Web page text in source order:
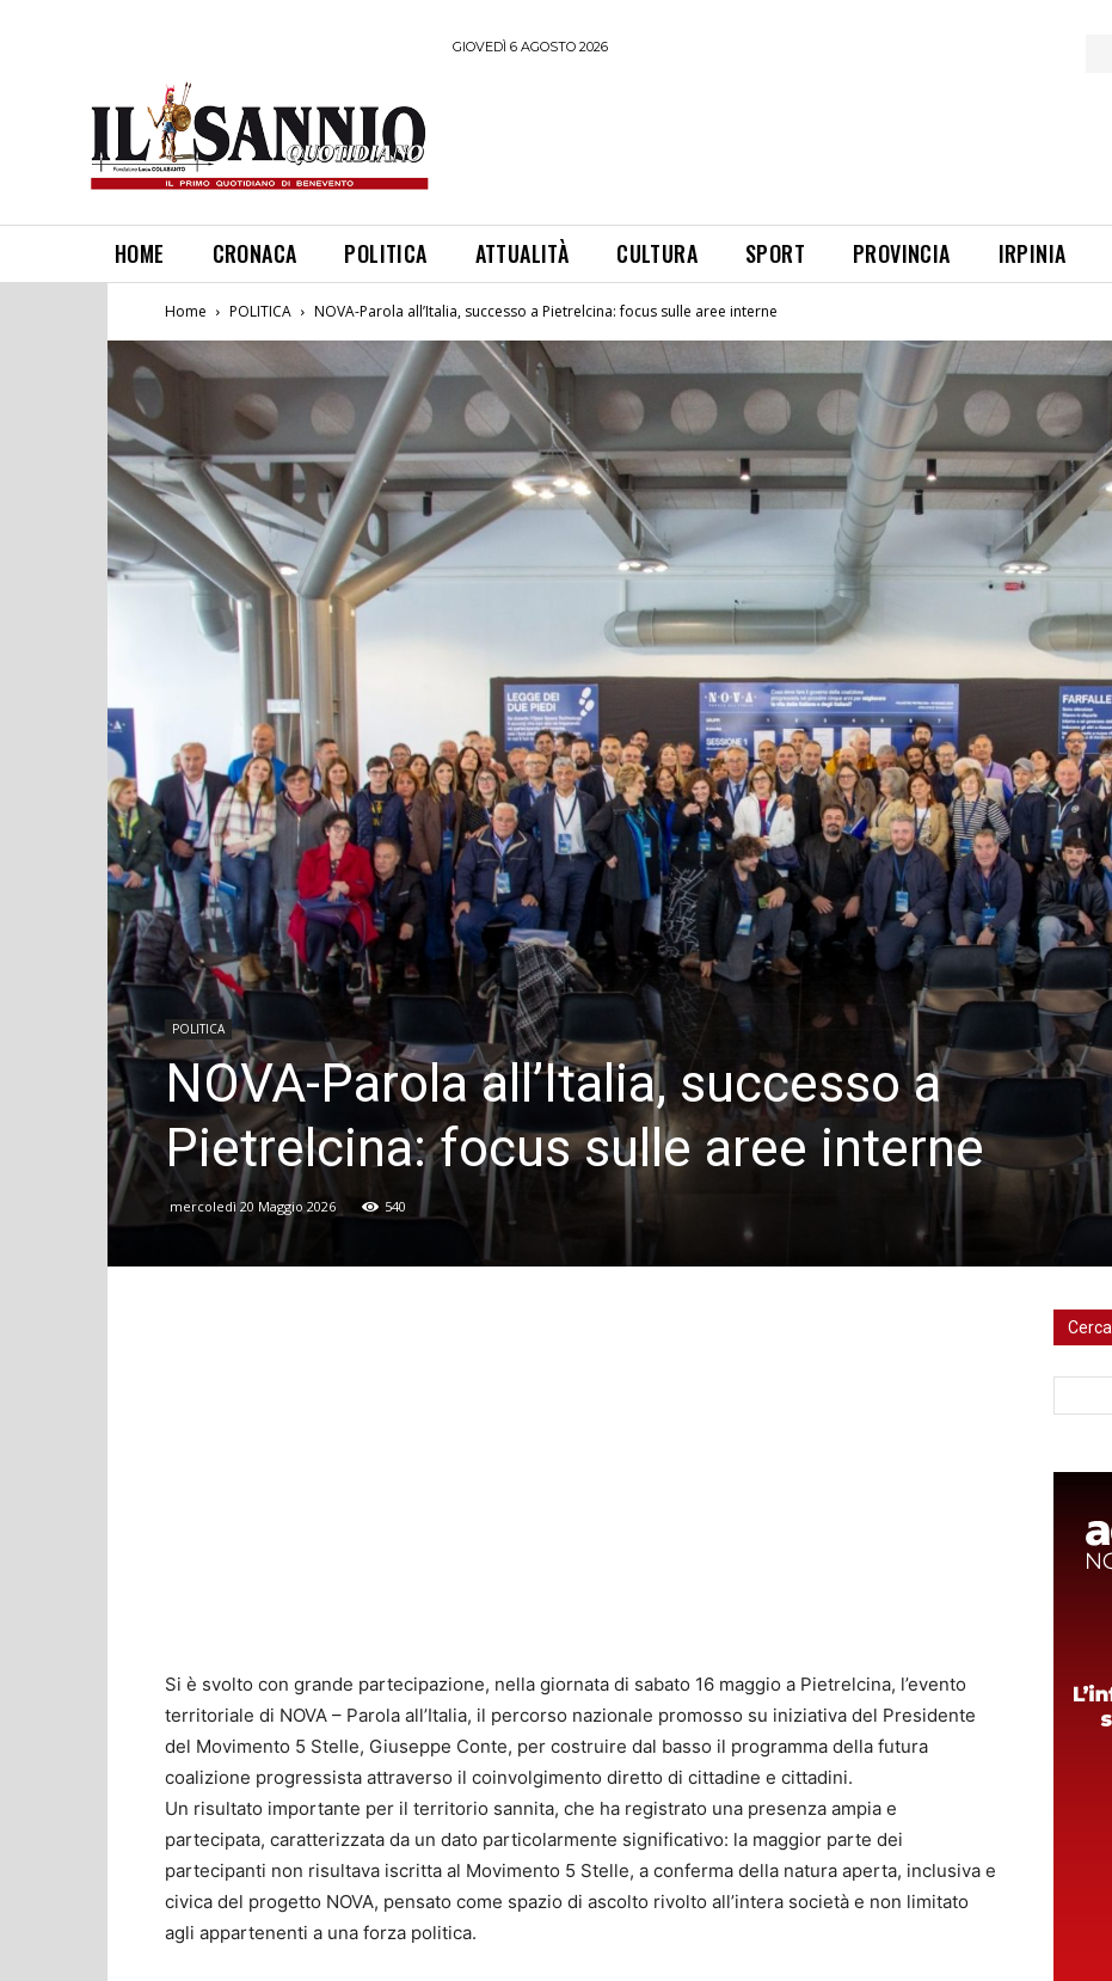
GIOVEDÌ 6 AGOSTO 2026
HOME CRONACA POLITICA ATTUALITÀ CULTURA SPORT PROVINCIA IRPINIA
Home POLITICA NOVA-Parola all’Italia, successo a Pietrelcina: focus sulle aree interne
POLITICA
NOVA-Parola all’Italia, successo a
Pietrelcina: focus sulle aree interne
mercoledì 20 Maggio 2026 540
Si è svolto con grande partecipazione, nella giornata di sabato 16 maggio a Pietrelcina, l’evento
territoriale di NOVA – Parola all’Italia, il percorso nazionale promosso su iniziativa del Presidente
del Movimento 5 Stelle, Giuseppe Conte, per costruire dal basso il programma della futura
coalizione progressista attraverso il coinvolgimento diretto di cittadine e cittadini.
Un risultato importante per il territorio sannita, che ha registrato una presenza ampia e
partecipata, caratterizzata da un dato particolarmente significativo: la maggior parte dei
partecipanti non risultava iscritta al Movimento 5 Stelle, a conferma della natura aperta, inclusiva e
civica del progetto NOVA, pensato come spazio di ascolto rivolto all’intera società e non limitato
agli appartenenti a una forza politica.